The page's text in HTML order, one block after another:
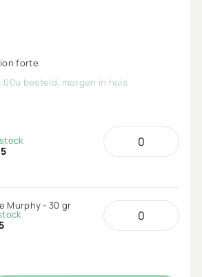
forte
besteld, morgen in huis
Murphy - 30 gr